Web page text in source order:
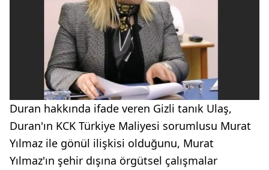
Duran hakkında ifade veren Gizli tanık Ulaş,
Duran'ın KCK Türkiye Maliyesi sorumlusu Murat
Yılmaz ile gönül ilişkisi olduğunu, Murat
Yılmaz'ın şehir dışına örgütsel çalışmalar